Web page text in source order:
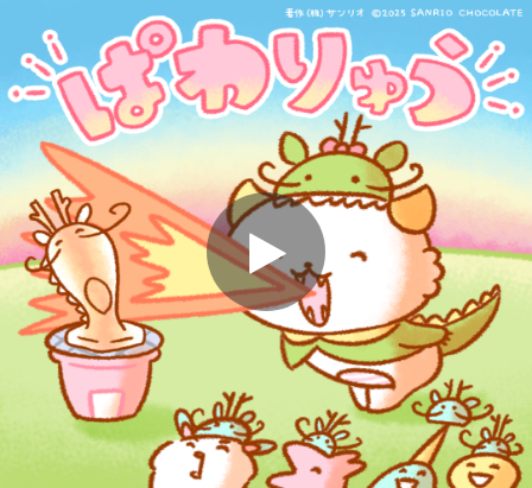
You're all set!
ぱわりゅう
ぱわりゅう
01:08